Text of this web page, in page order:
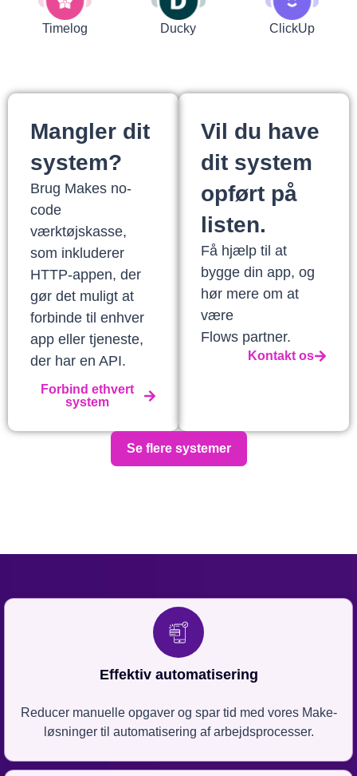
Timelog Ducky ClickUp
Mangler dit
system?
Brug Makes no-
code
værktøjskasse,
som inkluderer
HTTP-appen, der
gør det muligt at
forbinde til enhver
app eller tjeneste,
der har en API.
Forbind ethvert
system
Vil du have
dit system
opført på
listen.
Få hjælp til at
bygge din app, og
hør mere om at
være
Flows partner.
Kontakt os
Se flere systemer
Effektiv automatisering
Reducer manuelle opgaver og spar tid med vores Make-
løsninger til automatisering af arbejdsprocesser.